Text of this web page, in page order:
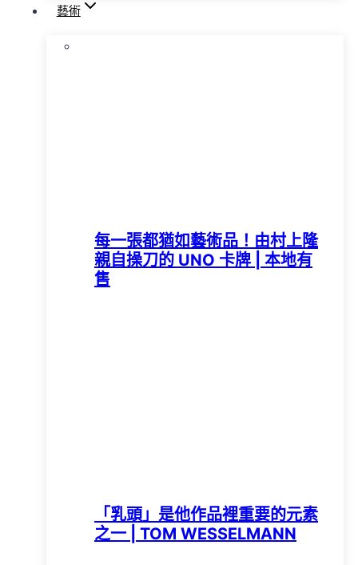
藝術
每一張都猶如藝術品！由村上隆
親自操刀的 UNO 卡牌 | 本地有
售
「乳頭」是他作品裡重要的元素
之一 | TOM WESSELMANN